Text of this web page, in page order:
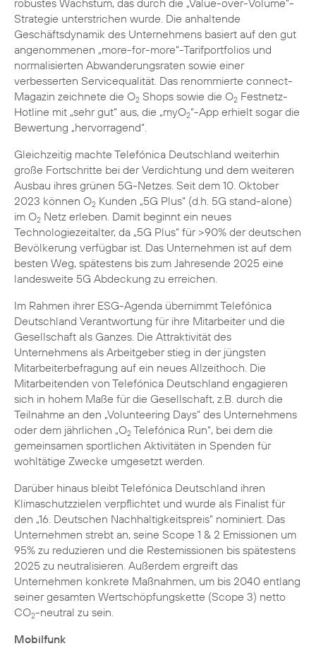
robustes Wachstum, das durch die „Value-over-Volume“-
Strategie unterstrichen wurde. Die anhaltende
Geschäftsdynamik des Unternehmens basiert auf den gut
angenommenen „more-for-more“-Tarifportfolios und
normalisierten Abwanderungsraten sowie einer
verbesserten Servicequalität. Das renommierte connect-
Magazin zeichnete die O2 Shops sowie die O2 Festnetz-
Hotline mit „sehr gut“ aus, die „myO2“-App erhielt sogar die
Bewertung „hervorragend“.
Gleichzeitig machte Telefónica Deutschland weiterhin
große Fortschritte bei der Verdichtung und dem weiteren
Ausbau ihres grünen 5G-Netzes. Seit dem 10. Oktober
2023 können O2 Kunden „5G Plus“ (d.h. 5G stand-alone)
im O2 Netz erleben. Damit beginnt ein neues
Technologiezeitalter, da „5G Plus“ für >90% der deutschen
Bevölkerung verfügbar ist. Das Unternehmen ist auf dem
besten Weg, spätestens bis zum Jahresende 2025 eine
landesweite 5G Abdeckung zu erreichen.
Im Rahmen ihrer ESG-Agenda übernimmt Telefónica
Deutschland Verantwortung für ihre Mitarbeiter und die
Gesellschaft als Ganzes. Die Attraktivität des
Unternehmens als Arbeitgeber stieg in der jüngsten
Mitarbeiterbefragung auf ein neues Allzeithoch. Die
Mitarbeitenden von Telefónica Deutschland engagieren
sich in hohem Maße für die Gesellschaft, z.B. durch die
Teilnahme an den „Volunteering Days“ des Unternehmens
oder dem jährlichen „O2 Telefónica Run“, bei dem die
gemeinsamen sportlichen Aktivitäten in Spenden für
wohltätige Zwecke umgesetzt werden.
Darüber hinaus bleibt Telefónica Deutschland ihren
Klimaschutzzielen verpflichtet und wurde als Finalist für
den „16. Deutschen Nachhaltigkeitspreis“ nominiert. Das
Unternehmen strebt an, seine Scope 1 & 2 Emissionen um
95% zu reduzieren und die Restemissionen bis spätestens
2025 zu neutralisieren. Außerdem ergreift das
Unternehmen konkrete Maßnahmen, um bis 2040 entlang
seiner gesamten Wertschöpfungskette (Scope 3) netto
CO2-neutral zu sein.
Mobilfunk